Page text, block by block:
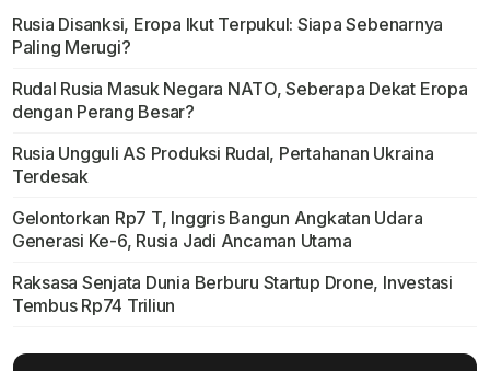
Rusia Disanksi, Eropa Ikut Terpukul: Siapa Sebenarnya
Paling Merugi?
Rudal Rusia Masuk Negara NATO, Seberapa Dekat Eropa
dengan Perang Besar?
Rusia Ungguli AS Produksi Rudal, Pertahanan Ukraina
Terdesak
Gelontorkan Rp7 T, Inggris Bangun Angkatan Udara
Generasi Ke-6, Rusia Jadi Ancaman Utama
Raksasa Senjata Dunia Berburu Startup Drone, Investasi
Tembus Rp74 Triliun